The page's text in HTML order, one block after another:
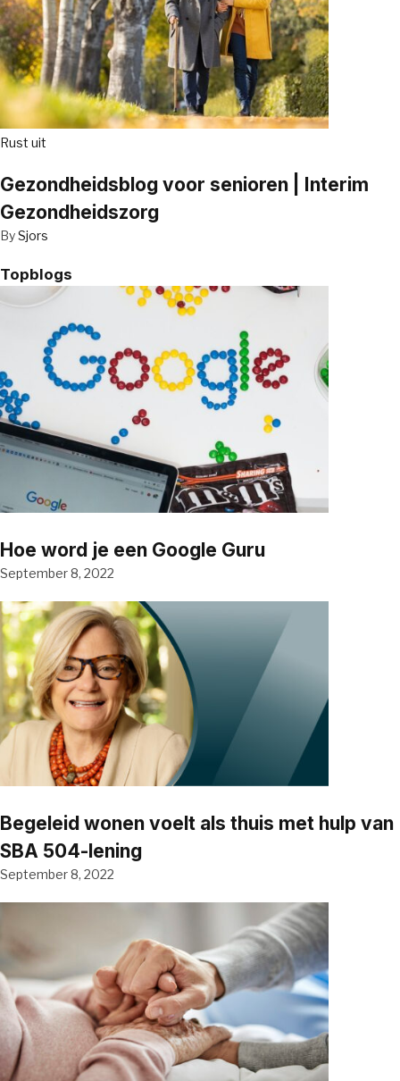
Rust uit
Gezondheidsblog voor senioren | Interim
Gezondheidszorg
BySjors
Topblogs
Hoe word je een Google Guru
September 8, 2022
Begeleid wonen voelt als thuis met hulp van
SBA 504-lening
September 8, 2022